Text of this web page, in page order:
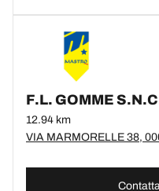
F.L. GOMME
12.94 km
VIA MARMORELLE 38,